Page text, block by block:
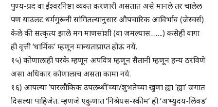
पुण्य-प्रद वा ईश्वरनिष्ठा व्यक्त करणारी असतात असे मानले तर चालेल
पण याउलट धर्मगुरूंनी सांगितल्यानुसार औपचारिक आविर्भाव (जेस्चर्स)
केले की सत्कृत्य झाले मग माणसांशी (वा जमल्यास…….) कसेही वागा
ही वृत्ती ‘धार्मिक’ म्हणून मान्यताप्राप्त होऊ नये.
१५) कोणालाही परके म्हणून अपवित्र म्हणून सैतानी म्हणून हन्य ठरविणे
असा अधिकार कोणालाच असता कामा नये.
१६) आपल्या ‘पारलौकिक उपलब्धी’च्या/शुभतेच्या खुणा ह्या ‘ह्या’ जगात
दिसल्या पाहिजेत. म्हणजे एकुणात ‘निश्रेयस-स्कीम’ ही ‘अभ्युदय-लिंक्ड’